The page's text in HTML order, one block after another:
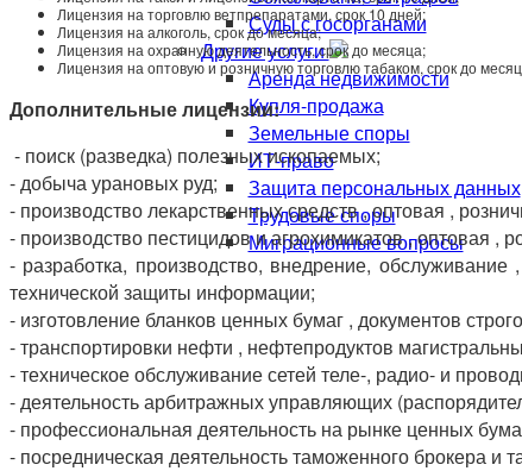
Суды с госорганами
Другие услуги
Аренда недвижимости
Купля-продажа
Земельные споры
ИТ-право
Защита персональных данных
Трудовые споры
Миграционные вопросы
Лицензия на торговлю ветпрепаратами, срок 10 дней;
Лицензия на алкоголь, срок до месяца;
Лицензия на охранную деятельность, срок до месяца;
Лицензия на оптовую и розничную торговлю табаком, срок до
Дополнительные лицензии:
- поиск (разведка) полезных ископаемых;
- добыча урановых руд;
- производство лекарственных средств , оптовая ,
- производство пестицидов и агрохимикатов , оптовая ,
- разработка, производство, внедрение,
технической защиты информации;
- изготовление бланков ценных бумаг , документов
- транспортировки нефти , нефтепродуктов
- техническое обслуживание сетей теле-, радио- и
- деятельность арбитражных управляющих
- профессиональная деятельность на рынке ценных
- посредническая деятельность таможенного брокера и